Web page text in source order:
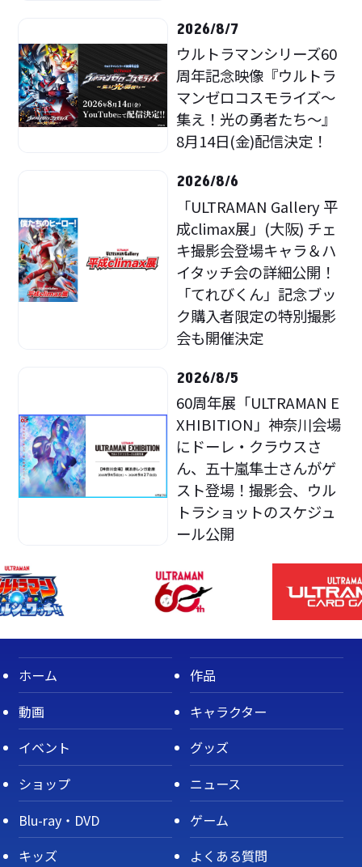
2026/8/7
ウルトラマンシリーズ60
周年記念映像『ウルトラ
マンゼロコスモライズ～
集え！光の勇者たち～』
8月14日(金)配信決定！
2026/8/6
「ULTRAMAN Gallery 平
成climax展」(大阪) チェ
キ撮影会登場キャラ＆ハ
イタッチ会の詳細公開！
「てれびくん」記念ブッ
ク購入者限定の特別撮影
会も開催決定
2026/8/5
60周年展「ULTRAMAN E
XHIBITION」神奈川会場
にドーレ・クラウスさ
ん、五十嵐隼士さんがゲ
スト登場！撮影会、ウル
トラショットのスケジュ
ール公開
ホーム
作品
動画
キャラクター
イベント
グッズ
ショップ
ニュース
Blu-ray・DVD
ゲーム
キッズ
よくある質問